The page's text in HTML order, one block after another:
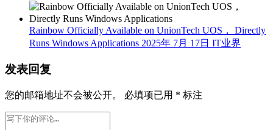
Rainbow Officially Available on UnionTech UOS， Directly
Runs Windows Applications 2025年 7月 17日 IT业界
发表回复
您的邮箱地址不会被公开。 必填项已用 * 标注